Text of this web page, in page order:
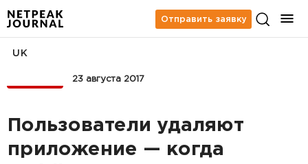
Отправить заявку
23 августа 2017
UK
Пользователи удаляют
приложение — когда